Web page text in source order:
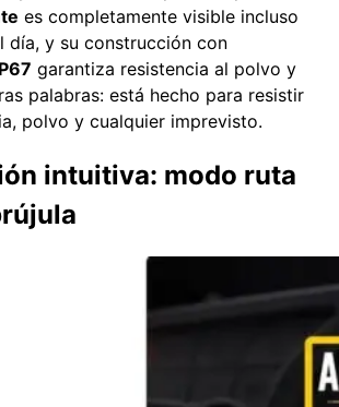
es completamente visible incluso
día, y su construcción con
garantiza resistencia al polvo y
palabras: está hecho para resistir
polvo y cualquier imprevisto.
intuitiva: modo ruta